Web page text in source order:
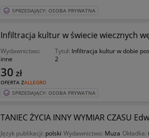
SPRZEDAJĄCY: OSOBA PRYWATNA
Infiltracja kultur w świecie wiecznych
Wydawnictwo:
inne
Tytuł: Infiltracja kultur w dobie
2
OFERTA ZALLEGRO
30 zł
SPRZEDAJĄCY: OSOBA PRYWATNA
TANIEC ŻYCIA INNY WYMIAR CZASU
Język publikacji: polski Wydawnictwo: Muza Okładka: